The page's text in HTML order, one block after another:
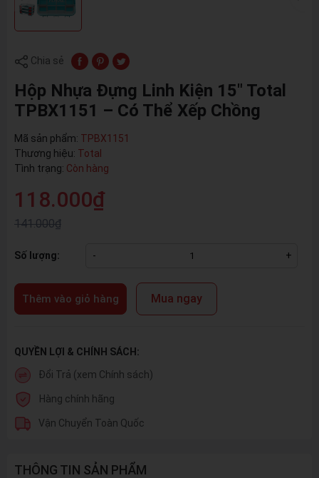
Chia sẻ
Hộp Nhựa Đựng Linh Kiện 15" Total
TPBX1151 – Có Thể Xếp Chồng
Mã sản phẩm: TPBX1151
Thương hiệu: Total
Tình trạng: Còn hàng
118.000₫
141.000₫
Số lượng: - +
Thêm vào giỏ hàng Mua ngay
QUYỀN LỢI & CHÍNH SÁCH:
Đổi Trả (xem Chính sách)
Hàng chính hãng
Vận Chuyển Toàn Quốc
THÔNG TIN SẢN PHẨM